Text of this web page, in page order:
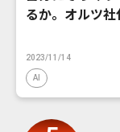
るか。オルツ社
2023/11/14
AI